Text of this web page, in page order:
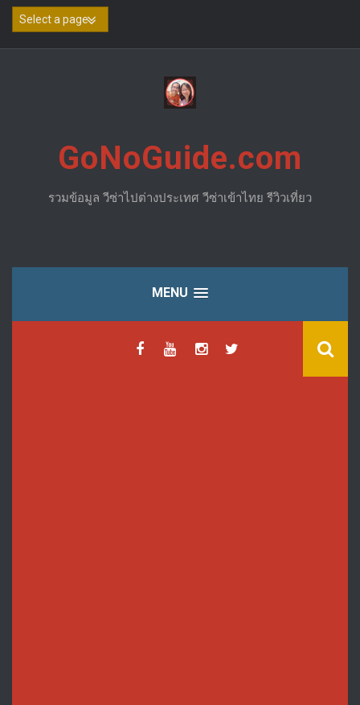
Skip
GoNoGuide.com
รวมข้อมูล วีซ่าไปต่างประเทศ วีซ่าเข้าไทย รีวิวเที่ยว
MENU